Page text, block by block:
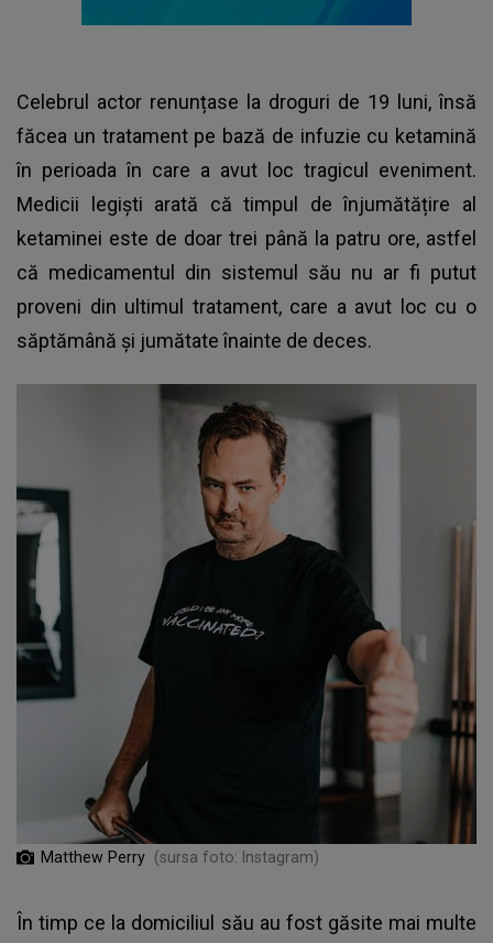
Celebrul actor renunțase la droguri de 19 luni, însă
făcea un tratament pe bază de infuzie cu ketamină
în perioada în care a avut loc tragicul eveniment.
Medicii legiști arată că timpul de înjumătățire al
ketaminei este de doar trei până la patru ore, astfel
că medicamentul din sistemul său nu ar fi putut
proveni din ultimul tratament, care a avut loc cu o
săptămână și jumătate înainte de deces.
Matthew Perry (sursa foto: Instagram)
În timp ce la domiciliul său au fost găsite mai multe